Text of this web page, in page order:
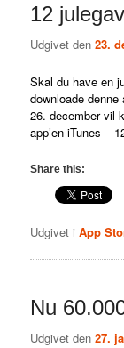
12
Udgivet den23.
Skal du have en
downloade
26. december vil
app’en iTunes –
Share this:
Udgivet i App
Nu
Udgivet den27.